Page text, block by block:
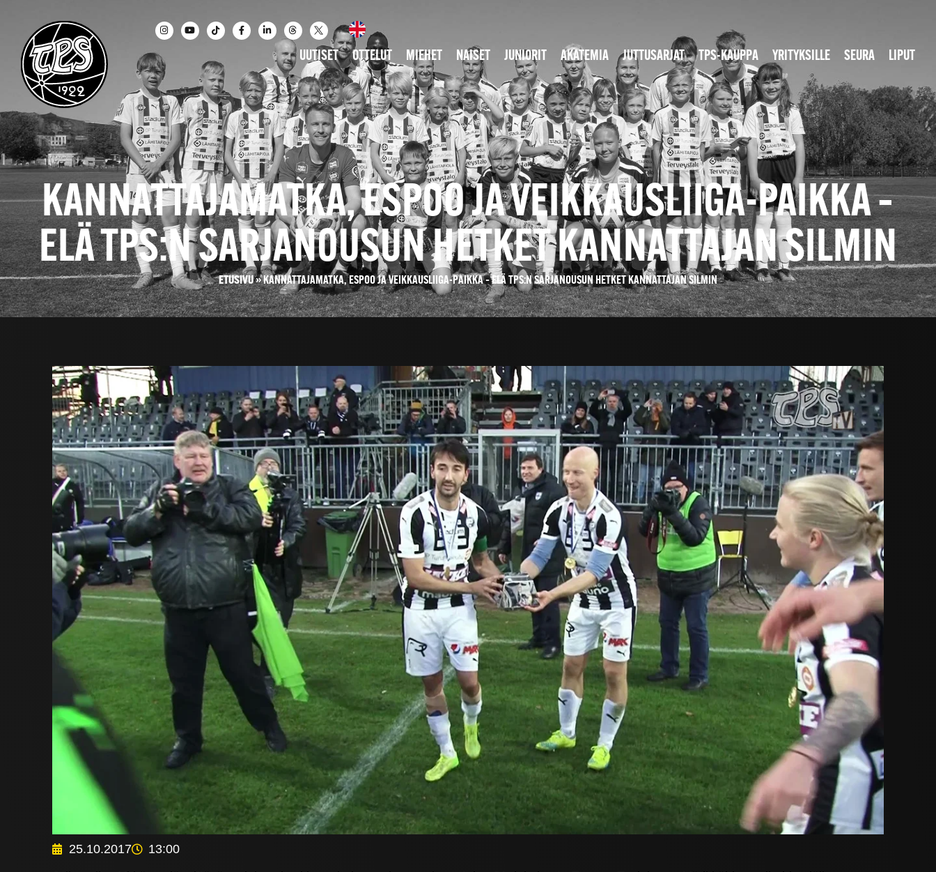
UUTISET OTTELUT MIEHET NAISET JUNIORIT AKATEMIA JUTTUSARJAT TPS-KAUPPA YRITYKSILLE SEURA LIPUT
KANNATTAJAMATKA, ESPOO JA VEIKKAUSLIIGA-PAIKKA –
ELÄ TPS:N SARJANOUSUN HETKET KANNATTAJAN SILMIN
ETUSIVU»KANNATTAJAMATKA, ESPOO JA VEIKKAUSLIIGA-PAIKKA – ELÄ TPS:N SARJANOUSUN HETKET KANNATTAJAN SILMIN
25.10.2017 13:00